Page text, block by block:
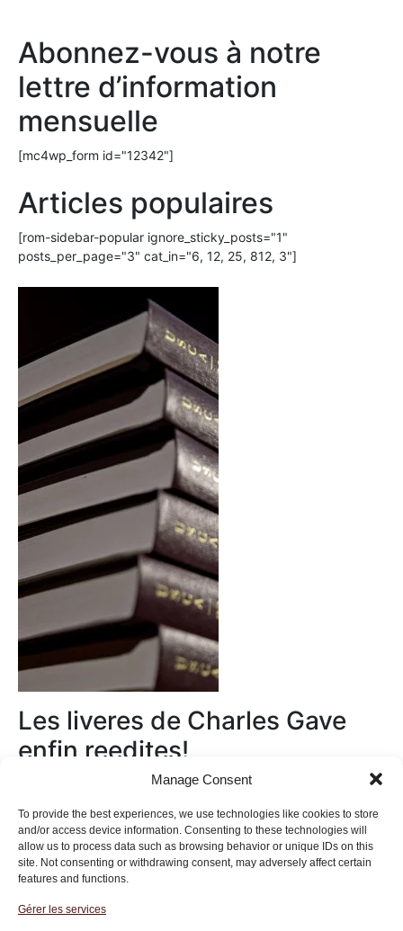
Manage Consent
To provide the best experiences, we use technologies like cookies to store
and/or access device information. Consenting to these technologies will
allow us to process data such as browsing behavior or unique IDs on this
site. Not consenting or withdrawing consent, may adversely affect certain
features and functions.
Gérer les services
Abonnez-vous à notre
lettre d’information
mensuelle
[mc4wp_form id="12342"]
Articles populaires
[rom-sidebar-popular ignore_sticky_posts="1"
posts_per_page="3" cat_in="6, 12, 25, 812, 3"]
Les liveres de Charles Gave
enfin reedites!